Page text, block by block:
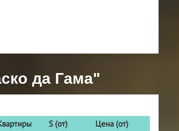
да Гама"
S (от)
Цена (от)